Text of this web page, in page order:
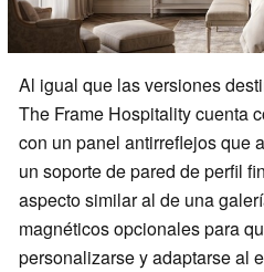
Al igual que las versiones
The Frame Hospitality cuenta
con un panel antirreflejos que
un soporte de pared de perfil
aspecto similar al de una
magnéticos opcionales para
personalizarse y adaptarse al